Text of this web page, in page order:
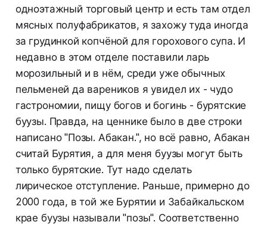
одноэтажный торговый центр и есть там отдел
мясных полуфабрикатов, я захожу туда иногда
за грудинкой копчёной для горохового супа. И
недавно в этом отделе поставили ларь
морозильный и в нём, среди уже обычных
пельменей да вареников я увидел их - чудо
гастрономии, пищу богов и богинь - бурятские
буузы. Правда, на ценнике было в две строки
написано "Позы. Абакан.", но всё равно, Абакан
считай Бурятия, а для меня буузы могут быть
только бурятские. Тут надо сделать
лирическое отступление. Раньше, примерно до
2000 года, в той же Бурятии и Забайкальском
крае буузы называли "позы". Соответственно